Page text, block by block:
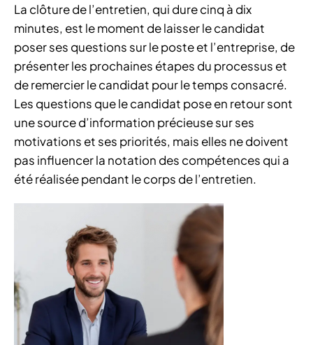
La clôture de l’entretien, qui dure cinq à dix
minutes, est le moment de laisser le candidat
poser ses questions sur le poste et l’entreprise, de
présenter les prochaines étapes du processus et
de remercier le candidat pour le temps consacré.
Les questions que le candidat pose en retour sont
une source d’information précieuse sur ses
motivations et ses priorités, mais elles ne doivent
pas influencer la notation des compétences qui a
été réalisée pendant le corps de l’entretien.